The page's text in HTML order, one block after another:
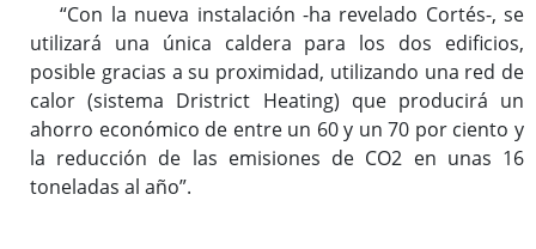
“Con la nueva instalación -ha revelado Cortés-, se
utilizará una única caldera para los dos edificios,
posible gracias a su proximidad, utilizando una red de
calor (sistema Dristrict Heating) que producirá un
ahorro económico de entre un 60 y un 70 por ciento y
la reducción de las emisiones de CO2 en unas 16
toneladas al año”.